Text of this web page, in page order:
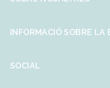
INFORMACIÓ SOBRE LA
SOCIAL